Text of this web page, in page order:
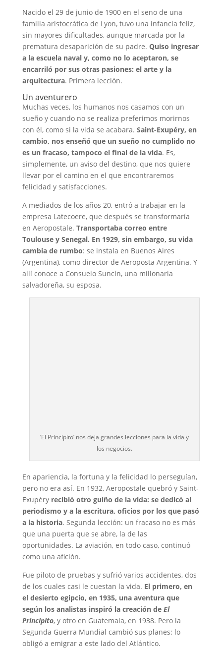
Nacido el 29 de junio de 1900 en el seno de una
familia aristocrática de Lyon, tuvo una infancia feliz,
sin mayores dificultades, aunque marcada por la
prematura desaparición de su padre. Quiso ingresar
a la escuela naval y, como no lo aceptaron, se
encarriló por sus otras pasiones: el arte y la
arquitectura. Primera lección.
Un aventurero
Muchas veces, los humanos nos casamos con un
sueño y cuando no se realiza preferimos morirnos
con él, como si la vida se acabara. Saint-Exupéry, en
cambio, nos enseñó que un sueño no cumplido no
es un fracaso, tampoco el final de la vida. Es,
simplemente, un aviso del destino, que nos quiere
llevar por el camino en el que encontraremos
felicidad y satisfacciones.
A mediados de los años 20, entró a trabajar en la
empresa Latecoere, que después se transformaría
en Aeropostale. Transportaba correo entre
Toulouse y Senegal. En 1929, sin embargo, su vida
cambia de rumbo: se instala en Buenos Aires
(Argentina), como director de Aeroposta Argentina. Y
allí conoce a Consuelo Suncín, una millonaria
salvadoreña, su esposa.
‘El Principito’ nos deja grandes lecciones para la vida y
los negocios.
En apariencia, la fortuna y la felicidad lo perseguían,
pero no era así. En 1932, Aeropostale quebró y Saint-
Exupéry recibió otro guiño de la vida: se dedicó al
periodismo y a la escritura, oficios por los que pasó
a la historia. Segunda lección: un fracaso no es más
que una puerta que se abre, la de las
oportunidades. La aviación, en todo caso, continuó
como una afición.
Fue piloto de pruebas y sufrió varios accidentes, dos
de los cuales casi le cuestan la vida. El primero, en
el desierto egipcio, en 1935, una aventura que
según los analistas inspiró la creación de El
Principito, y otro en Guatemala, en 1938. Pero la
Segunda Guerra Mundial cambió sus planes: lo
obligó a emigrar a este lado del Atlántico.